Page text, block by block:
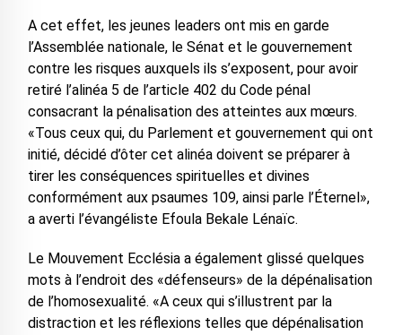
A cet effet, les jeunes leaders ont mis en garde
l’Assemblée nationale, le Sénat et le gouvernement
contre les risques auxquels ils s’exposent, pour avoir
retiré l’alinéa 5 de l’article 402 du Code pénal
consacrant la pénalisation des atteintes aux mœurs.
«Tous ceux qui, du Parlement et gouvernement qui ont
initié, décidé d’ôter cet alinéa doivent se préparer à
tirer les conséquences spirituelles et divines
conformément aux psaumes 109, ainsi parle l’Éternel»,
a averti l’évangéliste Efoula Bekale Lénaïc.
Le Mouvement Ecclésia a également glissé quelques
mots à l’endroit des «défenseurs» de la dépénalisation
de l’homosexualité. «A ceux qui s’illustrent par la
distraction et les réflexions telles que dépénalisation